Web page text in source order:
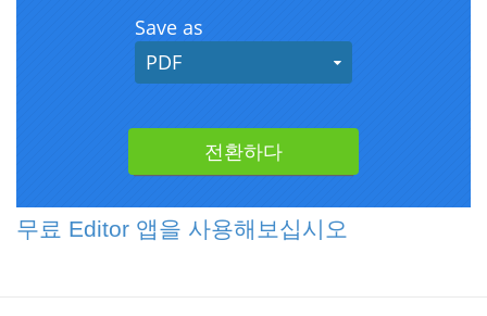
무료 Editor 앱을 사용해보십시오